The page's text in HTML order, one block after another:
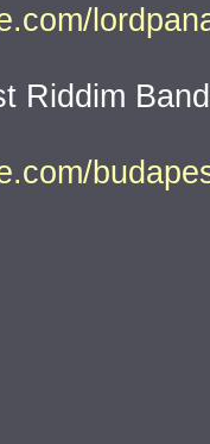
Riddim Band